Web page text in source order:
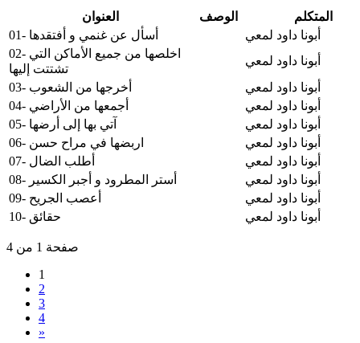
العنوان الوصف
المتكلم
01- أسأل عن غنمي و أفتقدها
أبونا داود لمعي
02- اخلصها من جميع الأماكن التي
تشتتت إليها
أبونا داود لمعي
03- أخرجها من الشعوب
أبونا داود لمعي
04- أجمعها من الأراضي
أبونا داود لمعي
05- آتي بها إلى أرضها
أبونا داود لمعي
06- اربضها في مراح حسن
أبونا داود لمعي
07- أطلب الضال
أبونا داود لمعي
08- أستر المطرود و أجبر الكسير
أبونا داود لمعي
09- أعصب الجريح
أبونا داود لمعي
10- حقائق
أبونا داود لمعي
صفحة 1 من 4
1
2
3
4
»